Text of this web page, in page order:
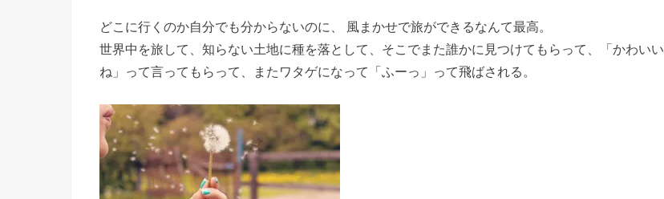
どこに行くのか自分でも分からないのに、 風まかせで旅ができるなんて最高。
世界中を旅して、知らない土地に種を落として、そこでまた誰かに見つけてもらって、「かわいい
ね」って言ってもらって、またワタゲになって「ふーっ」って飛ばされる。